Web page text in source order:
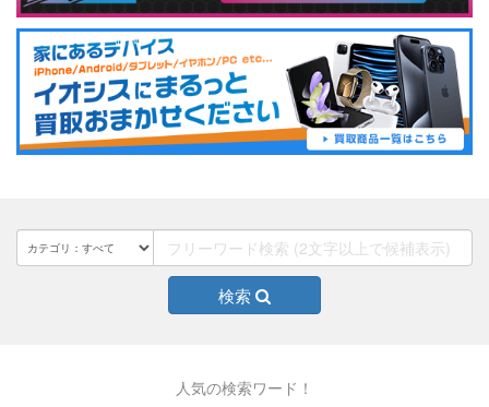
検索
人気の検索ワード！